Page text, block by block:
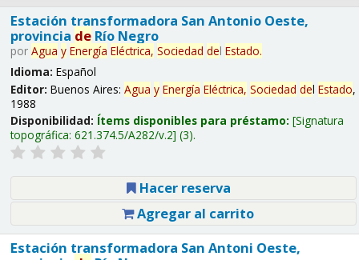
Estación transformadora San Antonio Oeste,
provincia deRío Negro
por Agua y Energía Eléctrica, Sociedad del Estado.
Idioma: Español
Editor: Buenos Aires: Agua y Energía Eléctrica, Sociedad del Estado,
1988
Disponibilidad: Ítems disponibles para préstamo: Signatura
topográfica: 621.374.5/A282/v.2 (3).
Hacer reserva
Agregar al carrito
Estación transformadora San Antoni Oeste,